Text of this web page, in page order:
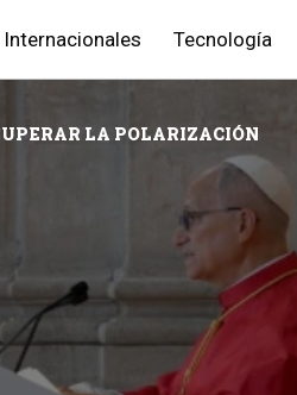
Internacionales Tecnología
LA POLARIZACIÓN